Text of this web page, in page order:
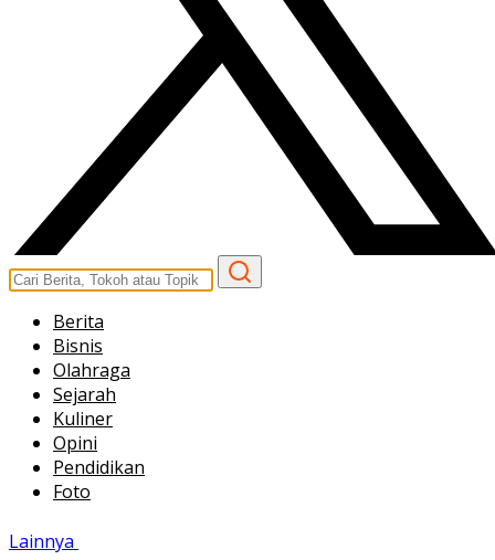
Berita
Bisnis
Olahraga
Sejarah
Kuliner
Opini
Pendidikan
Foto
Lainnya